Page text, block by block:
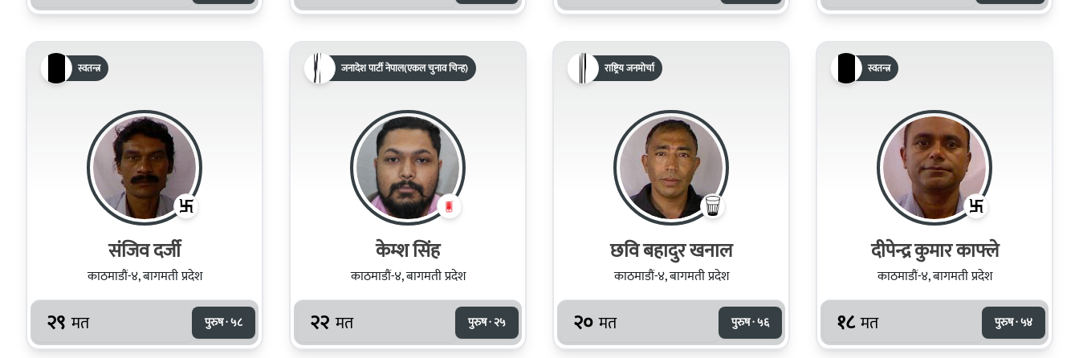
स्वतन्त्र
संजिव दर्जी
काठमाडौं-४, बागमती प्रदेश
२९ मत पुरुष · ५८
जनादेश पार्टी नेपाल(एकल चुनाव चिन्ह)
केम्श सिंह
काठमाडौं-४, बागमती प्रदेश
२२ मत पुरुष · २५
राष्ट्रिय जनमोर्चा
छवि बहादुर खनाल
काठमाडौं-४, बागमती प्रदेश
२० मत पुरुष · ५६
स्वतन्त्र
दीपेन्द्र कुमार काफ्ले
काठमाडौं-४, बागमती प्रदेश
१८ मत पुरुष · ५४